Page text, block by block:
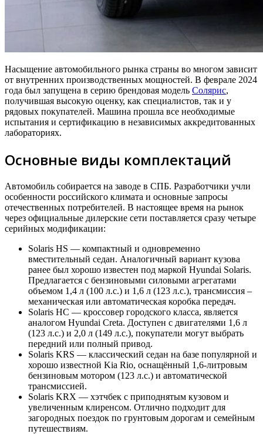
Насыщение автомобильного рынка страны во многом зависит
от внутренних производственных мощностей. В феврале 2024
года был запущена в серию брендовая модель Солярис,
получившая высокую оценку, как специалистов, так и у
рядовых покупателей. Машина прошла все необходимые
испытания и сертификацию в независимых аккредитованных
лабораториях.
Основные виды комплектаций
Автомобиль собирается на заводе в СПБ. Разработчики учли
особенности российского климата и основные запросы
отечественных потребителей. В настоящее время на рынок
через официальные дилерские сети поставляется сразу четыре
серийных модификации:
Solaris HS — компактный и одновременно
вместительный седан. Аналогичный вариант кузова
ранее был хорошо известен под маркой Hyundai Solaris.
Предлагается с бензиновыми силовыми агрегатами
объемом 1,4 л (100 л.с.) и 1,6 л (123 л.с.), трансмиссия –
механическая или автоматическая коробка передач.
Solaris HC — кроссовер городского класса, является
аналогом Hyundai Creta. Доступен с двигателями 1,6 л
(123 л.с.) и 2,0 л (149 л.с.), покупатели могут выбрать
передний или полный привод.
Solaris KRS — классический седан на базе популярной и
хорошо известной Kia Rio, оснащённый 1,6-литровым
бензиновым мотором (123 л.с.) и автоматической
трансмиссией.
Solaris KRX — хэтчбек с приподнятым кузовом и
увеличенным клиренсом. Отлично подходит для
загородных поездок по грунтовым дорогам и семейным
путешествиям.